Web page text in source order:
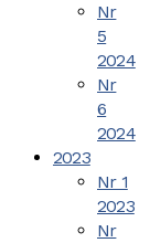
Nr
5
2024
Nr
6
2024
2023
Nr 1
2023
Nr